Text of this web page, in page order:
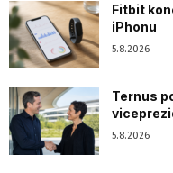
Fitbit
iPhonu
5.8.2026
Ternus
5.8.2026